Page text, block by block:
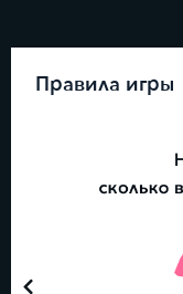
Правила игры